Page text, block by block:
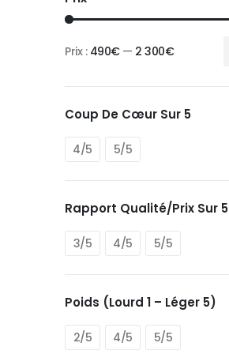
min
max
Prix : 490€— 2 300€
Coup De Cœur Sur 5
4/5 5/5
Rapport Qualité/prix Sur 5
3/5 4/5 5/5
Poids (Lourd 1 – Léger 5)
2/5 4/5 5/5